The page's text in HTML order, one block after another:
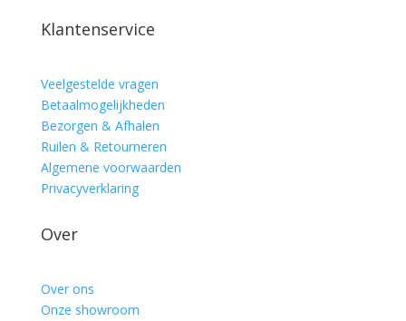
Klantenservice
Veelgestelde vragen
Betaalmogelijkheden
Bezorgen & Afhalen
Ruilen & Retourneren
Algemene voorwaarden
Privacyverklaring
Over
Over ons
Onze showroom